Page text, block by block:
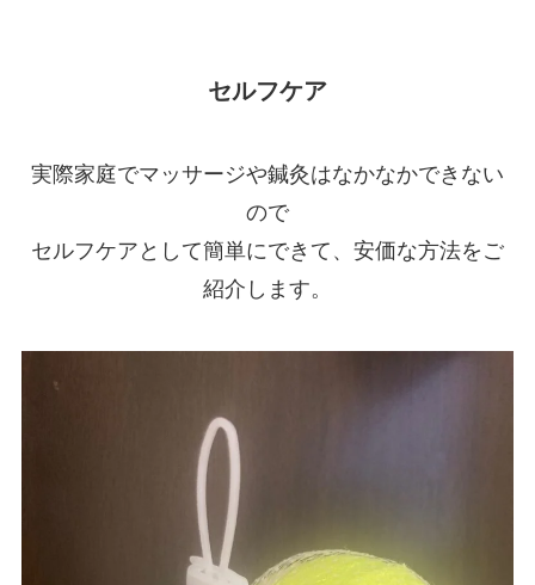
セルフケア
実際家庭でマッサージや鍼灸はなかなかできない
ので
セルフケアとして簡単にできて、安価な方法をご
紹介します。